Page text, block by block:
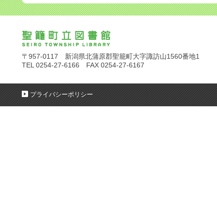
〒957-0117 新潟県北蒲原郡聖籠町大字諏訪山1560番地1
TEL 0254-27-6166 FAX 0254-27-6167
プライバシーポリシー